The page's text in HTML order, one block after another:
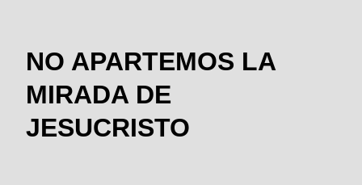
NO APARTEMOS LA
MIRADA DE
JESUCRISTO